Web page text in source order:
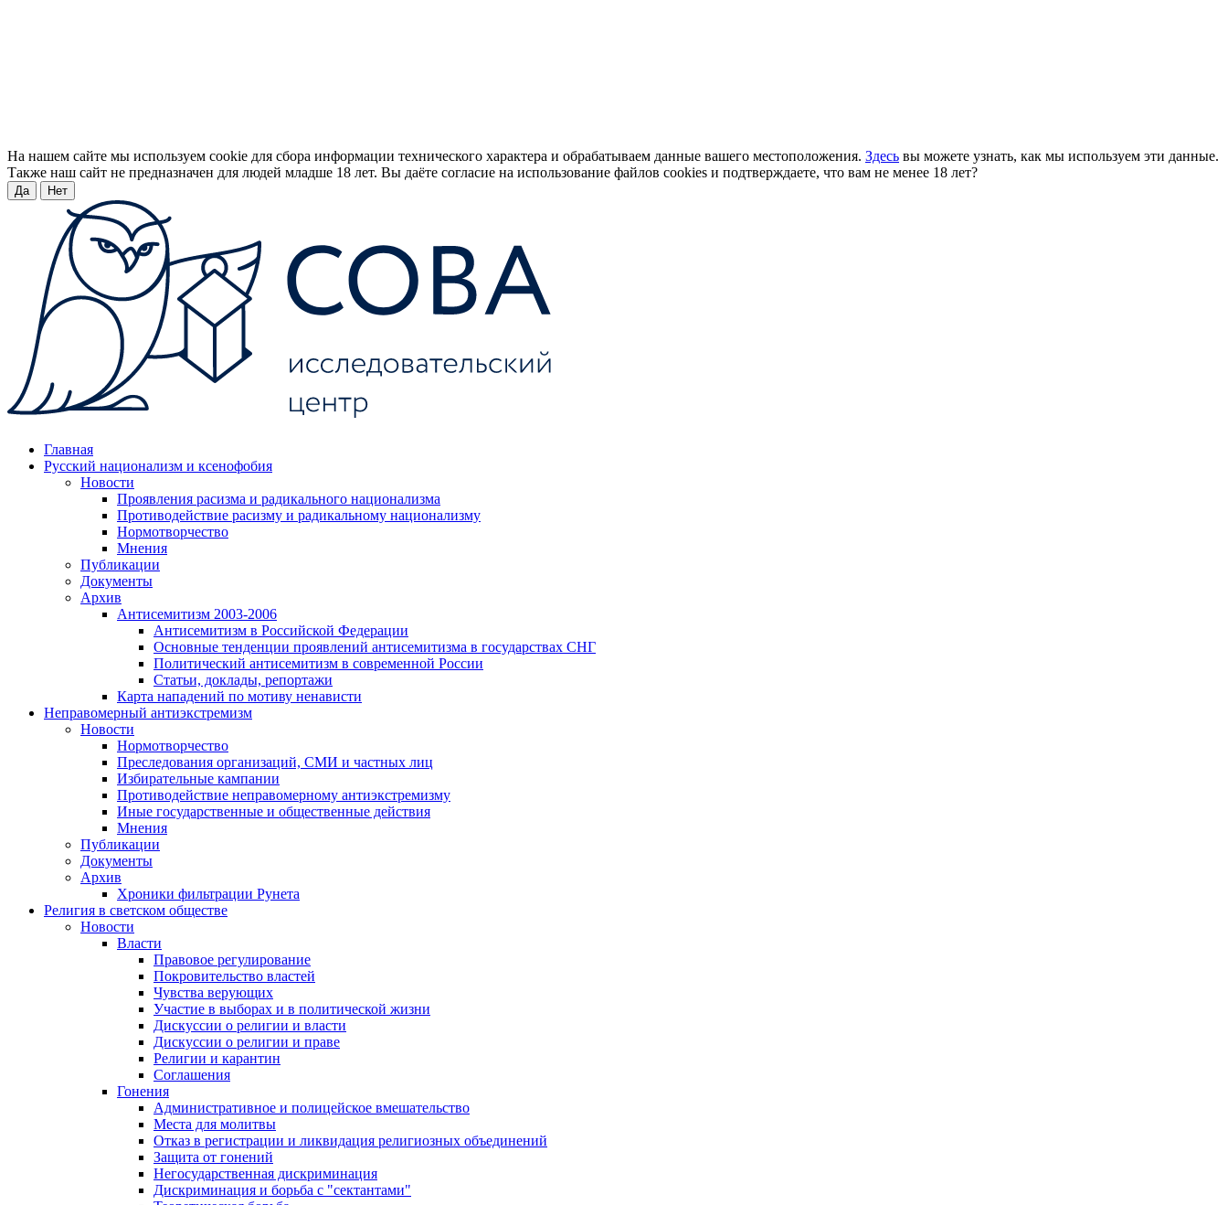
На нашем сайте мы используем cookie для сбора информации технического характера и обрабатываем данные вашего местоположения. Здесь вы можете узнать, как мы используем эти данные.
Также наш сайт не предназначен для людей младше 18 лет. Вы даёте согласие на использование файлов cookies и подтверждаете, что вам не менее 18 лет?
Да Нет
Главная
Русский национализм и ксенофобия
Новости
Проявления расизма и радикального национализма
Противодействие расизму и радикальному национализму
Нормотворчество
Мнения
Публикации
Документы
Архив
Антисемитизм 2003-2006
Антисемитизм в Российской Федерации
Основные тенденции проявлений антисемитизма в государствах СНГ
Политический антисемитизм в современной России
Статьи, доклады, репортажи
Карта нападений по мотиву ненависти
Неправомерный антиэкстремизм
Новости
Нормотворчество
Преследования организаций, СМИ и частных лиц
Избирательные кампании
Противодействие неправомерному антиэкстремизму
Иные государственные и общественные действия
Мнения
Публикации
Документы
Архив
Хроники фильтрации Рунета
Религия в светском обществе
Новости
Власти
Правовое регулирование
Покровительство властей
Чувства верующих
Участие в выборах и в политической жизни
Дискуссии о религии и власти
Дискуссии о религии и праве
Религии и карантин
Соглашения
Гонения
Административное и полицейское вмешательство
Места для молитвы
Отказ в регистрации и ликвидация религиозных объединений
Защита от гонений
Негосударственная дискриминация
Дискриминация и борьба с "сектантами"